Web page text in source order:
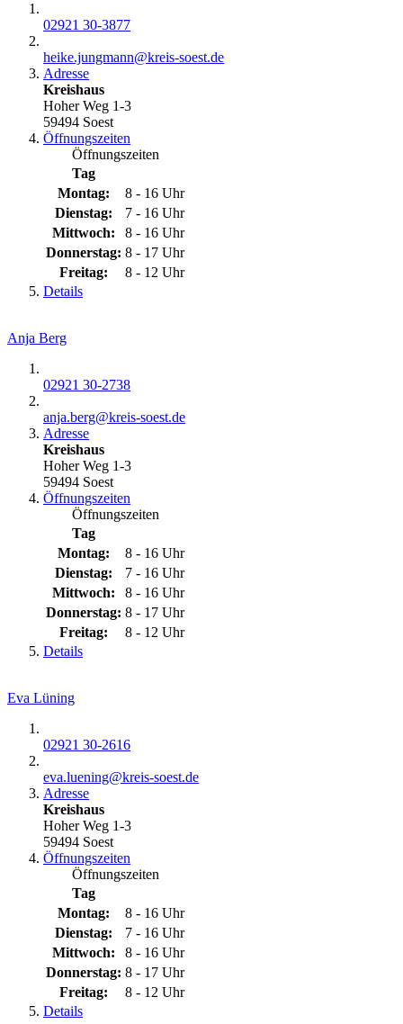
02921 30-3877
heike.jungmann@​kreis-soest.de
Adresse
Kreishaus
Hoher Weg 1-3
59494 Soest
Öffnungszeiten
Öffnungszeiten
Tag
Montag:
8 - 16 Uhr
Dienstag:
7 - 16 Uhr
Mittwoch:
8 - 16 Uhr
Donnerstag: 8 - 17 Uhr
Freitag:
8 - 12 Uhr
Details
Anja Berg
02921 30-2738
anja.berg@​kreis-soest.de
Adresse
Kreishaus
Hoher Weg 1-3
59494 Soest
Öffnungszeiten
Öffnungszeiten
Tag
Montag:
8 - 16 Uhr
Dienstag:
7 - 16 Uhr
Mittwoch:
8 - 16 Uhr
Donnerstag: 8 - 17 Uhr
Freitag:
8 - 12 Uhr
Details
Eva Lüning
02921 30-2616
eva.luening@​kreis-soest.de
Adresse
Kreishaus
Hoher Weg 1-3
59494 Soest
Öffnungszeiten
Öffnungszeiten
Tag
Montag:
8 - 16 Uhr
Dienstag:
7 - 16 Uhr
Mittwoch:
8 - 16 Uhr
Donnerstag: 8 - 17 Uhr
Freitag:
8 - 12 Uhr
Details